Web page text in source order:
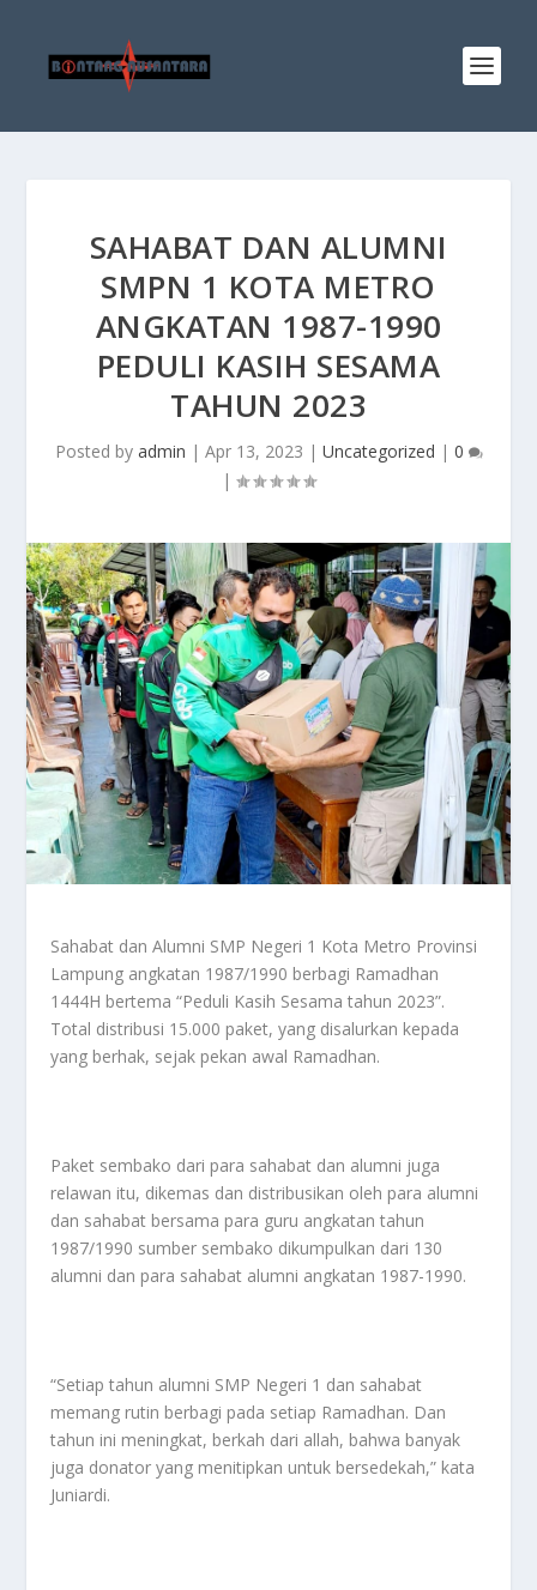
SAHABAT DAN ALUMNI
SMPN 1 KOTA METRO
ANGKATAN 1987-1990
PEDULI KASIH SESAMA
TAHUN 2023
Posted by admin | Apr 13, 2023 | Uncategorized | 0
|
Sahabat dan Alumni SMP Negeri 1 Kota Metro Provinsi
Lampung angkatan 1987/1990 berbagi Ramadhan
1444H bertema “Peduli Kasih Sesama tahun 2023”.
Total distribusi 15.000 paket, yang disalurkan kepada
yang berhak, sejak pekan awal Ramadhan.
Paket sembako dari para sahabat dan alumni juga
relawan itu, dikemas dan distribusikan oleh para alumni
dan sahabat bersama para guru angkatan tahun
1987/1990 sumber sembako dikumpulkan dari 130
alumni dan para sahabat alumni angkatan 1987-1990.
“Setiap tahun alumni SMP Negeri 1 dan sahabat
memang rutin berbagi pada setiap Ramadhan. Dan
tahun ini meningkat, berkah dari allah, bahwa banyak
juga donator yang menitipkan untuk bersedekah,” kata
Juniardi.